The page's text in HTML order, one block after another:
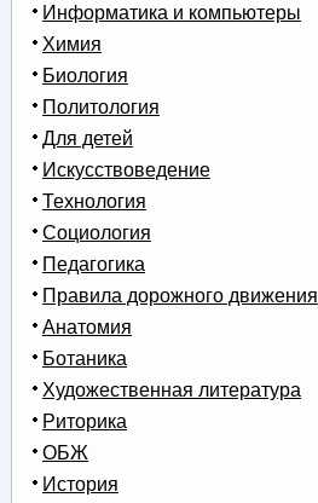
Информатика и компьютеры
Химия
Биология
Политология
Для детей
Искусствоведение
Технология
Социология
Педагогика
Правила дорожного движения
Анатомия
Ботаника
Художественная литература
Риторика
ОБЖ
История